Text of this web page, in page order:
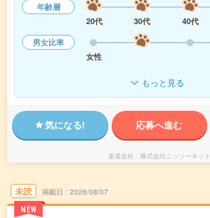
年齢層
20代
30代 40代
男女比率
女性
もっと見る
気になる! 応募へ進む
派遣会社 株式会社ニッソーネット
未読
NEW
掲載日 2026/08/07